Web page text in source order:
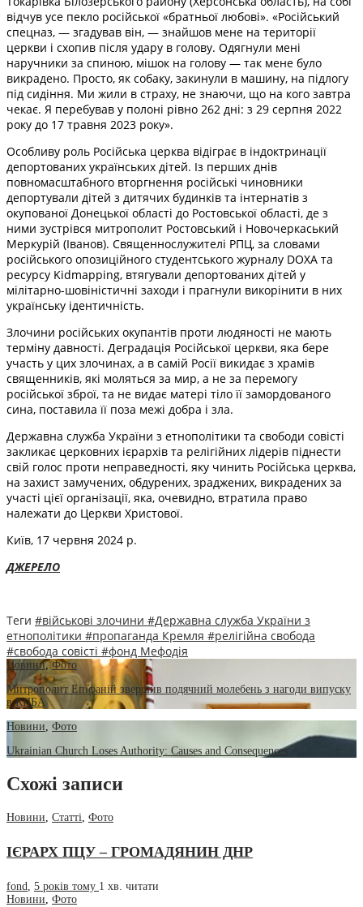
відчув усе пекло російської «братньої любові». «Російський
спецназ, — згадував він, — знайшов мене на території
церкви і схопив після удару в голову. Одягнули мені
наручники за спиною, мішок на голову — так мене було
викрадено. Просто, як собаку, закинули в машину, на підлогу
під сидіння. Ми жили в страху, не знаючи, що на кого завтра
чекає. Я перебував у полоні рівно 262 дні: з 29 серпня 2022
року до 17 травня 2023 року».
Особливу роль Російська церква відіграє в індоктринації
депортованих українських дітей. Із перших днів
повномасштабного вторгнення російські чиновники
депортували дітей з дитячих будинків та інтернатів з
окупованої Донецької області до Ростовської області, де з
ними зустрівся митрополит Ростовський і Новочеркаський
Меркурій (Іванов). Священнослужителі РПЦ, за словами
російського опозиційного студентського журналу DOXA та
ресурсу Kidmapping, втягували депортованих дітей у
мілітарно-шовіністичні заходи і прагнули викорінити в них
українську ідентичність.
Злочини російських окупантів проти людяності не мають
терміну давності. Деградація Російської церкви, яка бере
участь у цих злочинах, а в самій Росії викидає з храмів
священників, які моляться за мир, а не за перемогу
російської зброї, та не видає матері тіло її замордованого
сина, поставила її поза межі добра і зла.
Державна служба України з етнополітики та свободи совісті
закликає церковних ієрархів та релігійних лідерів піднести
свій голос проти неправедності, яку чинить Російська церква,
на захист замучених, обдурених, зраджених, викрадених за
участі цієї організації, яка, очевидно, втратила право
належати до Церкви Христової.
Київ, 17 червня 2024 р.
ДЖЕРЕЛО
Теги #військові злочини #Державна служба України з
етнополітики #пропаганда Кремля #релігійна свобода
#свобода совісті #фонд Мефодія
Новини,Фото
Митрополит Епіфаній звершив подячний молебень з нагоди випуску
в КПБА
Новини Фото
Ukrainian Church Loses Authority: Causes and Consequences
Схожі записи
Новини, Статті, Фото
ІЄРАРХ ПЦУ – ГРОМАДЯНИН ДНР
fond, 5 років тому 1 хв. читати
Новини, Фото